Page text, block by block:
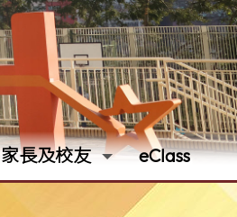
家長及校友 eClass